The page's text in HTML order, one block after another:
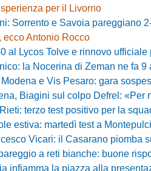
per il Livorno
e Savoia pareggiano 2-2 in
ecco Antonio Rocco
Tolve e rinnovo ufficiale per
di Zeman ne fa 9 all'Atletico
gara sospesa per il grave infortunio di Sersanti
«Per noi rappresenta un sogno, a volte si
test positivo per la squadra di
martedì test a Montepulciano contro il Taranto
il Casarano piomba sul difensore del
buone risposte per Bolzoni col Club
«Senza di voi non saremmo nulla, vi promettiamo lavoro e maglia